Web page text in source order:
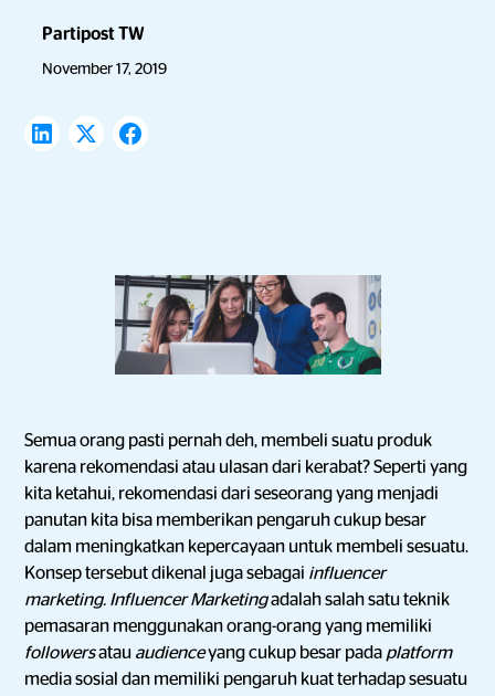
Partipost TW
November 17, 2019
Semua orang pasti pernah deh, membeli suatu produk
karena rekomendasi atau ulasan dari kerabat? Seperti yang
kita ketahui, rekomendasi dari seseorang yang menjadi
panutan kita bisa memberikan pengaruh cukup besar
dalam meningkatkan kepercayaan untuk membeli sesuatu.
Konsep tersebut dikenal juga sebagai influencer
marketing. Influencer Marketingadalah salah satu teknik
pemasaran menggunakan orang-orang yang memiliki
followersatau audienceyang cukup besar pada platform
media sosial dan memiliki pengaruh kuat terhadap sesuatu